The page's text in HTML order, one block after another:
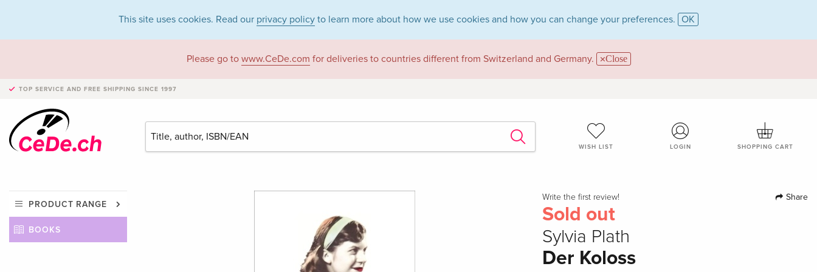
This site uses cookies. Read our privacy policy to learn more about how we use cookies and how you can change your preferences. OK
Please go to www.CeDe.com for deliveries to countries different from Switzerland and Germany. Close
TOP SERVICE AND FREE SHIPPING SINCE 1997
WISH LIST LOGIN SHOPPING CART
PRODUCT RANGE
BOOKS
Write the first review! Share
Sold out
Sylvia Plath
Der Koloss